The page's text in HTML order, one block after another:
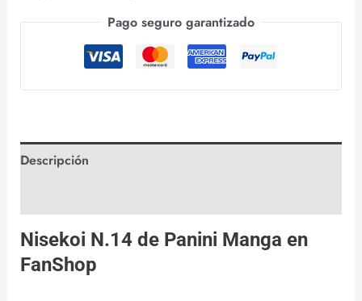
Pago seguro garantizado
Descripción
Nisekoi N.14 de Panini Manga en
FanShop